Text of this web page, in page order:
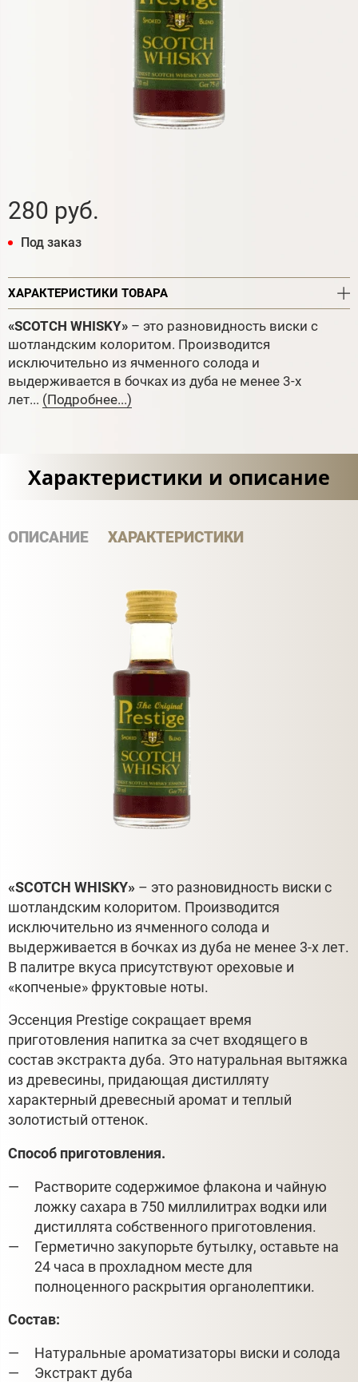
280 руб.
Под заказ
ХАРАКТЕРИСТИКИ ТОВАРА
«SCOTCH WHISKY» – это разновидность виски с
шотландским колоритом. Производится
исключительно из ячменного солода и
выдерживается в бочках из дуба не менее 3-х
лет... (Подробнее...)
Характеристики и описание
ОПИСАНИЕ ХАРАКТЕРИСТИКИ
«SCOTCH WHISKY» – это разновидность виски с
шотландским колоритом. Производится
исключительно из ячменного солода и
выдерживается в бочках из дуба не менее 3-х лет.
В палитре вкуса присутствуют ореховые и
«копченые» фруктовые ноты.
Эссенция Prestige сокращает время
приготовления напитка за счет входящего в
состав экстракта дуба. Это натуральная вытяжка
из древесины, придающая дистилляту
характерный древесный аромат и теплый
золотистый оттенок.
Способ приготовления.
Растворите содержимое флакона и чайную
ложку сахара в 750 миллилитрах водки или
дистиллята собственного приготовления.
Герметично закупорьте бутылку, оставьте на
24 часа в прохладном месте для
полноценного раскрытия органолептики.
Состав:
Натуральные ароматизаторы виски и солода
Экстракт дуба